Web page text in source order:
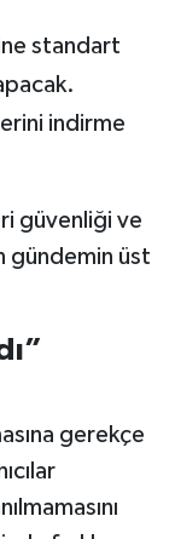
standart
indirme
güvenliği ve
gündemin üst
gerekçe